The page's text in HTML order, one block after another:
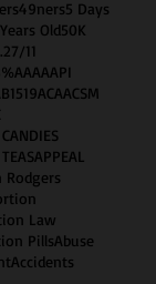
49ners5 Days
Old50K
7/11
AAAAAPI
ACAACSM
APPEAL
Rodgers
Law
PillsAbuse
Accidents